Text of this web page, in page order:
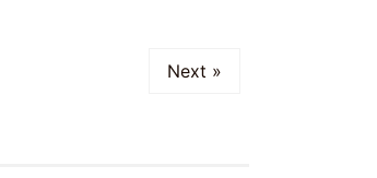
Next »